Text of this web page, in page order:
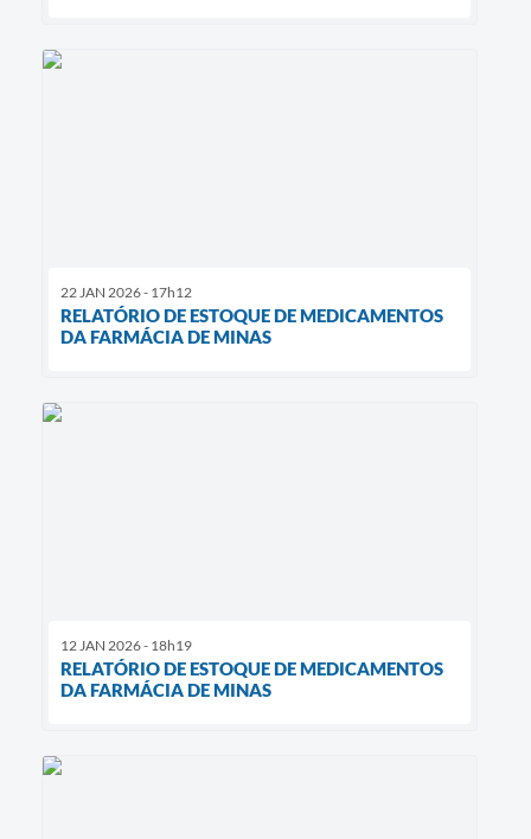
22 JAN 2026 - 17h12
RELATÓRIO DE ESTOQUE DE MEDICAMENTOS
DA FARMÁCIA DE MINAS
12 JAN 2026 - 18h19
RELATÓRIO DE ESTOQUE DE MEDICAMENTOS
DA FARMÁCIA DE MINAS